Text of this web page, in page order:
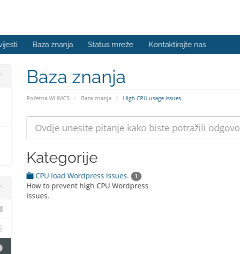
Baza znanja Status mreže Kontaktirajte nas
Baza znanja
Početna WHMCS Baza znanja High CPU usage issues.
Kategorije
CPU load Wordpress Issues. 1
How to prevent high CPU Wordpress
issues.